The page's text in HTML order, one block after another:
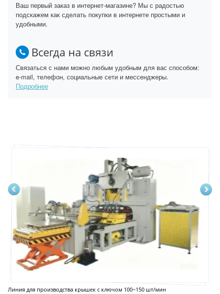
Ваш первый заказ в интернет-магазине? Мы с радостью
подскажем как сделать покупки в интернете простыми и
удобными.
Всегда на связи
Связаться с нами можно любым удобным для вас способом:
e-mail, телефон, социальные сети и мессенджеры.
Подробнее
Линия для производства крышек с ключом 100~150 шт/мин